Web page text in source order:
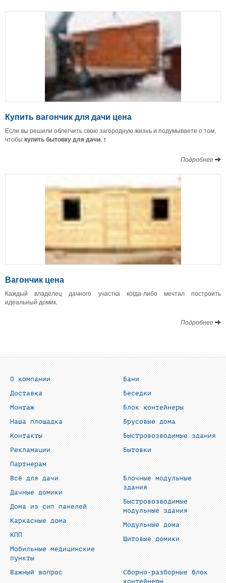
Купить вагончик для дачи цена
Если вы решили облегчить свою загородную жизнь и подумываете о том,
чтобы купить бытовку для дачи, т
Подробнее
Вагончик цена
Каждый владелец дачного участка когда-либо мечтал построить
идеальный домик.
Подробнее
О компании
Доставка
Монтаж
Наша площадка
Контакты
Рекламации
Партнерам
Бани
Беседки
Блок контейнеры
Брусовые дома
Быстровозводимые здания
Бытовки
Всё для дачи
Дачные домики
Дома из сип панелей
Каркасные дома
КПП
Мобильные медицинские
пункты
Блочные модульные
здания
Быстровозводимые
модульные здания
Модульные дома
Щитовые домики
Важный вопрос
Сборно-разборные блок
контейнеры